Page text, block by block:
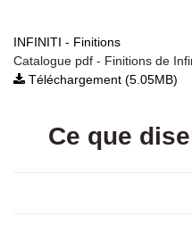
INFINITI - Finitions
Catalogue pdf - Finitions de
Téléchargement (5.05MB)
Ce que